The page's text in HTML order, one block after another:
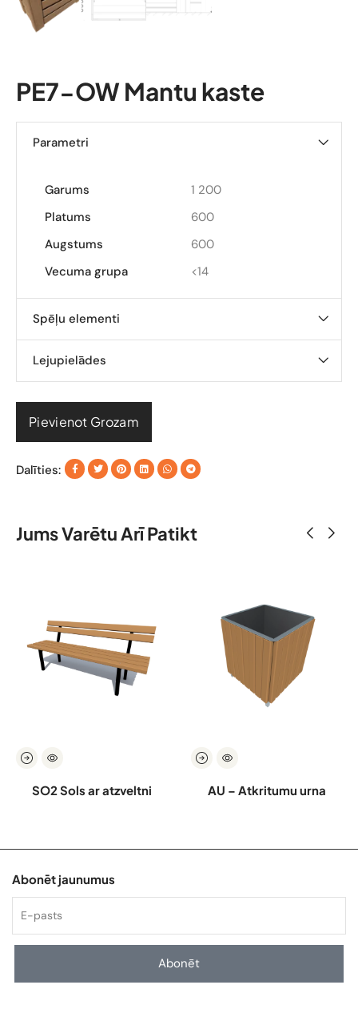
PE7-OW Mantu kaste
Parametri
Garums
1 200
Platums
600
Augstums
600
Vecuma grupa
<14
Spēļu elementi
Lejupielādes
Pievienot Grozam
Dalīties:
Jums Varētu Arī Patikt
SO2 Sols ar atzveltni AU – Atkritumu urna
Abonēt jaunumus
Abonēt